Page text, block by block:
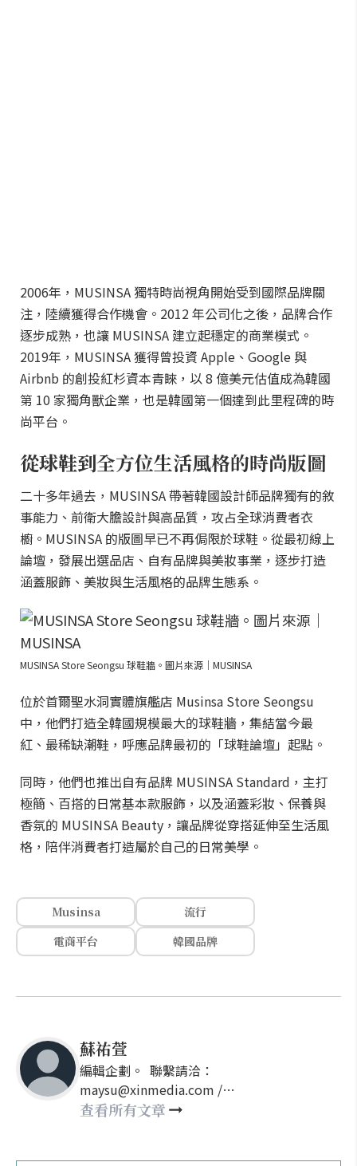
2006年，MUSINSA 獨特時尚視角開始受到國際品牌關
注，陸續獲得合作機會。2012 年公司化之後，品牌合作
逐步成熟，也讓 MUSINSA 建立起穩定的商業模式。
2019年，MUSINSA 獲得曾投資 Apple、Google 與
Airbnb 的創投紅杉資本青睞，以 8 億美元估值成為韓國
第 10 家獨角獸企業，也是韓國第一個達到此里程碑的時
尚平台。
從球鞋到全方位生活風格的時尚版圖
二十多年過去，MUSINSA 帶著韓國設計師品牌獨有的敘
事能力、前衛大膽設計與高品質，攻占全球消費者衣
櫥。MUSINSA 的版圖早已不再侷限於球鞋。從最初線上
論壇，發展出選品店、自有品牌與美妝事業，逐步打造
涵蓋服飾、美妝與生活風格的品牌生態系。
MUSINSA Store Seongsu 球鞋牆。圖片來源｜MUSINSA
位於首爾聖水洞實體旗艦店 Musinsa Store Seongsu
中，他們打造全韓國規模最大的球鞋牆，集結當今最
紅、最稀缺潮鞋，呼應品牌最初的「球鞋論壇」起點。
同時，他們也推出自有品牌 MUSINSA Standard，主打
極簡、百搭的日常基本款服飾，以及涵蓋彩妝、保養與
香氛的 MUSINSA Beauty，讓品牌從穿搭延伸至生活風
格，陪伴消費者打造屬於自己的日常美學。
Musinsa
流行
電商平台
韓國品牌
蘇祐萱
編輯企劃。 聯繫請洽：
maysu@xinmedia.com /
may860527@gmail.com
查看所有文章